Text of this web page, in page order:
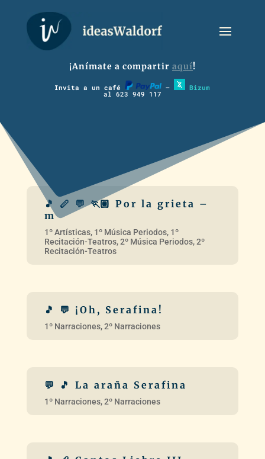
¡Anímate a compartir aquí!
Invita a un café – Bizum
al 623 949 117